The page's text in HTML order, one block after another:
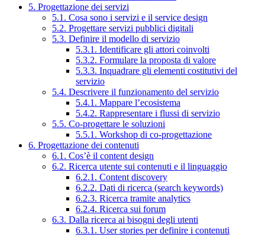
5. Progettazione dei servizi
5.1. Cosa sono i servizi e il service design
5.2. Progettare servizi pubblici digitali
5.3. Definire il modello di servizio
5.3.1. Identificare gli attori coinvolti
5.3.2. Formulare la proposta di valore
5.3.3. Inquadrare gli elementi costitutivi del
servizio
5.4. Descrivere il funzionamento del servizio
5.4.1. Mappare l’ecosistema
5.4.2. Rappresentare i flussi di servizio
5.5. Co-progettare le soluzioni
5.5.1. Workshop di co-progettazione
6. Progettazione dei contenuti
6.1. Cos’è il content design
6.2. Ricerca utente sui contenuti e il linguaggio
6.2.1. Content discovery
6.2.2. Dati di ricerca (search keywords)
6.2.3. Ricerca tramite analytics
6.2.4. Ricerca sui forum
6.3. Dalla ricerca ai bisogni degli utenti
6.3.1. User stories per definire i contenuti